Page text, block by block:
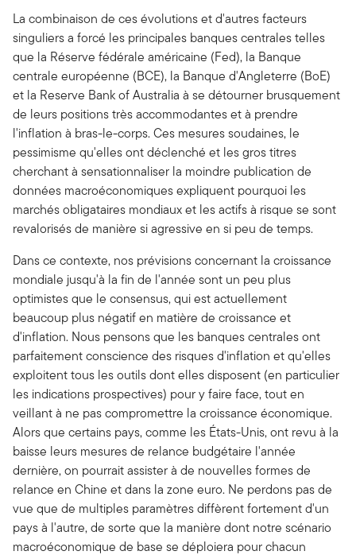
La combinaison de ces évolutions et d'autres facteurs
singuliers a forcé les principales banques centrales telles
que la Réserve fédérale américaine (Fed), la Banque
centrale européenne (BCE), la Banque d'Angleterre (BoE)
et la Reserve Bank of Australia à se détourner brusquement
de leurs positions très accommodantes et à prendre
l'inflation à bras-le-corps. Ces mesures soudaines, le
pessimisme qu'elles ont déclenché et les gros titres
cherchant à sensationnaliser la moindre publication de
données macroéconomiques expliquent pourquoi les
marchés obligataires mondiaux et les actifs à risque se sont
revalorisés de manière si agressive en si peu de temps.
Dans ce contexte, nos prévisions concernant la croissance
mondiale jusqu'à la fin de l'année sont un peu plus
optimistes que le consensus, qui est actuellement
beaucoup plus négatif en matière de croissance et
d'inflation. Nous pensons que les banques centrales ont
parfaitement conscience des risques d'inflation et qu'elles
exploitent tous les outils dont elles disposent (en particulier
les indications prospectives) pour y faire face, tout en
veillant à ne pas compromettre la croissance économique.
Alors que certains pays, comme les États-Unis, ont revu à la
baisse leurs mesures de relance budgétaire l'année
dernière, on pourrait assister à de nouvelles formes de
relance en Chine et dans la zone euro. Ne perdons pas de
vue que de multiples paramètres diffèrent fortement d'un
pays à l'autre, de sorte que la manière dont notre scénario
macroéconomique de base se déploiera pour chacun